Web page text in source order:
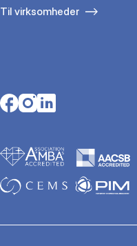
Til virksomheder
Opens in a new tab
Opens in a new tab
Opens in a new tab